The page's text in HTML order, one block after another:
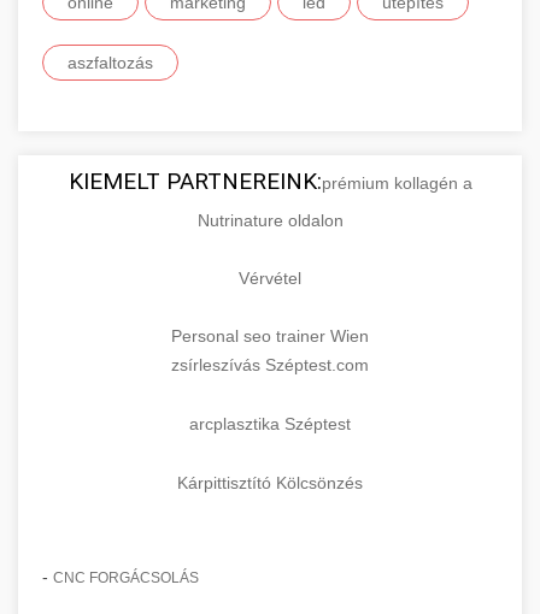
aszfaltozás
KIEMELT PARTNEREINK:prémium kollagén a
Nutrinature oldalon
Vérvétel
Personal seo trainer Wien
zsírleszívás Széptest.com
arcplasztika Széptest
Kárpittisztító Kölcsönzés
- CNC FORGÁCSOLÁS